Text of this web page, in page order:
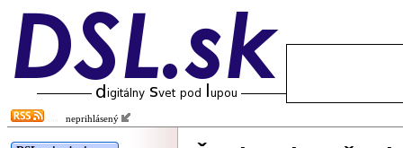
neprihlásený